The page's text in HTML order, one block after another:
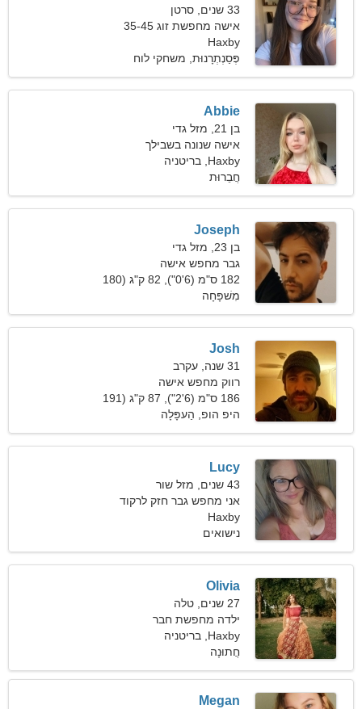
33 שנים, סרטן
אישה מחפשת זוג 35-45
Haxby
פְּסַנְתְרָנוּת, משחקי לוח
Abbie
בן 21, מזל גדי
אישה שנונה בשבילך
Haxby, בריטניה
חֲבֵרוּת
Joseph
בן 23, מזל גדי
גבר מחפש אישה
182 ס"מ (6'0"), 82 ק"ג (180
פאונד)
מִשׁפָּחָה
Josh
31 שנה, עקרב
רווק מחפש אישה
186 ס"מ (6'2"), 87 ק"ג (191
פאונד)
היפ הופ, הַעפָּלָה
Lucy
43 שנים, מזל שור
אני מחפש גבר חזק לרקוד
ביחד
Haxby
נישואים
Olivia
27 שנים, טלה
ילדה מחפשת חבר
Haxby, בריטניה
חֲתוּנָה
Megan